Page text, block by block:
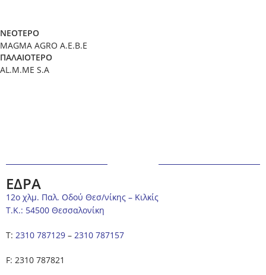
ΝΕΟΤΕΡΟ
MAGMA AGRO A.E.B.E
ΠΑΛΑΙΟΤΕΡΟ
AL.M.ME S.A
ΕΔΡΑ
12ο χλμ. Παλ. Οδού Θεσ/νίκης – Κιλκίς
Τ.Κ.: 54500 Θεσσαλονίκη
Τ: 2310 787129 – 2310 787157
F: 2310 787821